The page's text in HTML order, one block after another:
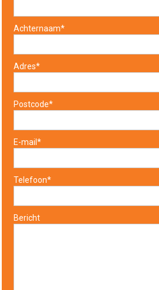
Achternaam*
Adres*
Postcode*
E-mail*
Telefoon*
Bericht